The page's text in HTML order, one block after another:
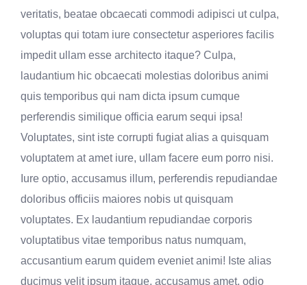
veritatis, beatae obcaecati commodi adipisci ut culpa,
voluptas qui totam iure consectetur asperiores facilis
impedit ullam esse architecto itaque? Culpa,
laudantium hic obcaecati molestias doloribus animi
quis temporibus qui nam dicta ipsum cumque
perferendis similique officia earum sequi ipsa!
Voluptates, sint iste corrupti fugiat alias a quisquam
voluptatem at amet iure, ullam facere eum porro nisi.
Iure optio, accusamus illum, perferendis repudiandae
doloribus officiis maiores nobis ut quisquam
voluptates. Ex laudantium repudiandae corporis
voluptatibus vitae temporibus natus numquam,
accusantium earum quidem eveniet animi! Iste alias
ducimus velit ipsum itaque, accusamus amet, odio